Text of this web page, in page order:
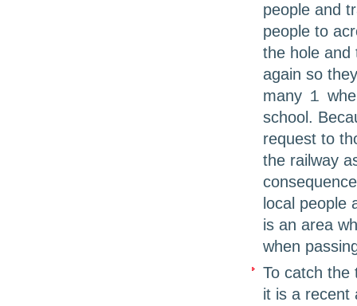
people and
people to
the hole and
again so
many １
school.
request to
the railway
local people
is an area
when
To catch the
it is a recent